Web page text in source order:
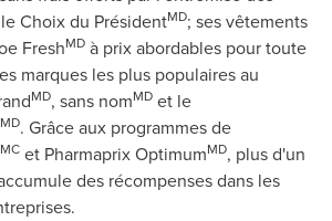
Choix du PrésidentMD; ses vêtements
FreshMD à prix abordables pour toute
marques les plus populaires au
MD, sans nomMD et le
MD. Grâce aux programmes de
MC et Pharmaprix OptimumMD, plus d'un
des récompenses dans les